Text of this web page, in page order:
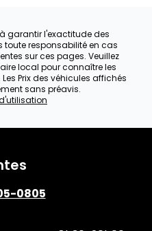
garantir l'exactitude des
responsabilité en cas
sur ces pages. Veuillez
local pour connaître les
Prix des véhicules affichés
sans préavis.
0805